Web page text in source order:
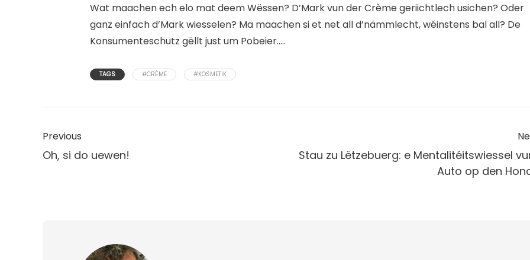
Wat maachen ech elo mat deem Wëssen? D’Mark vun der Crème geriichtlech usichen? Oder
ganz einfach d’Mark wiesselen? Mä maachen si et net all d’nämmlecht, wéinstens bal all? De
Konsumenteschutz gëllt just um Pobeier…..
TAGS #CRÈME #KOSMETIK
Previous
Oh, si do uewen!
Stau zu Lëtzebuerg: e Mentalitéitswiessel
Auto op den